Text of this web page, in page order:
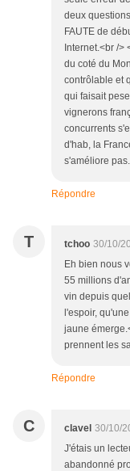
deux
FAUTE de
Internet.<br />
du coté du
contrôlable et
qui faisait
vignerons
concurrents
d'hab, la
s'améliore
Répondre
T tchoo 30/10/
Eh bien nous
55 millions
vin depuis
l'espoir,
jaune
prennent les
Répondre
C clavel 30/10/
J'étais un
abandonné